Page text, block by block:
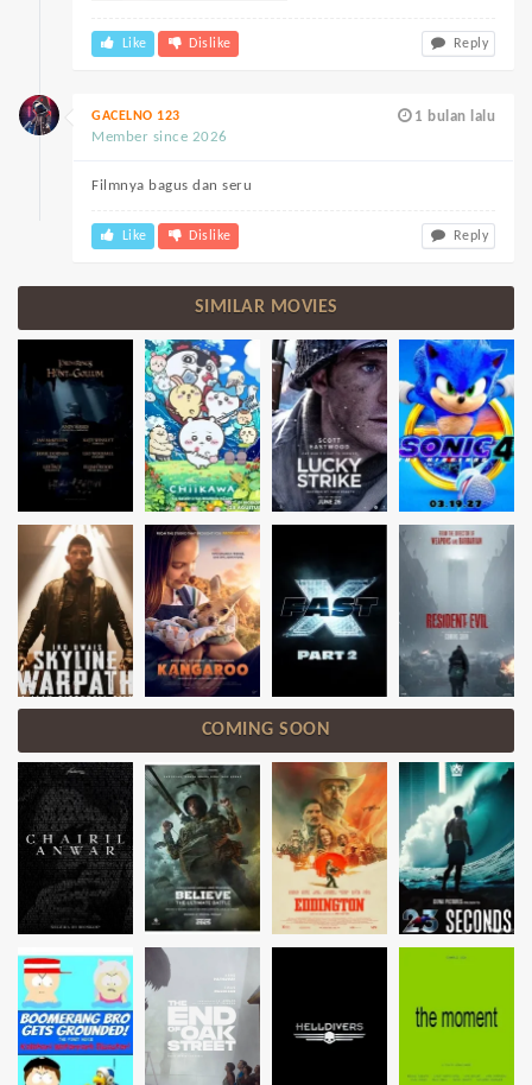
Like Dislike Reply
1 bulan lalu
GACELNO 123
Member since 2026
Filmnya bagus dan seru
Like Dislike Reply
SIMILAR MOVIES
COMING SOON